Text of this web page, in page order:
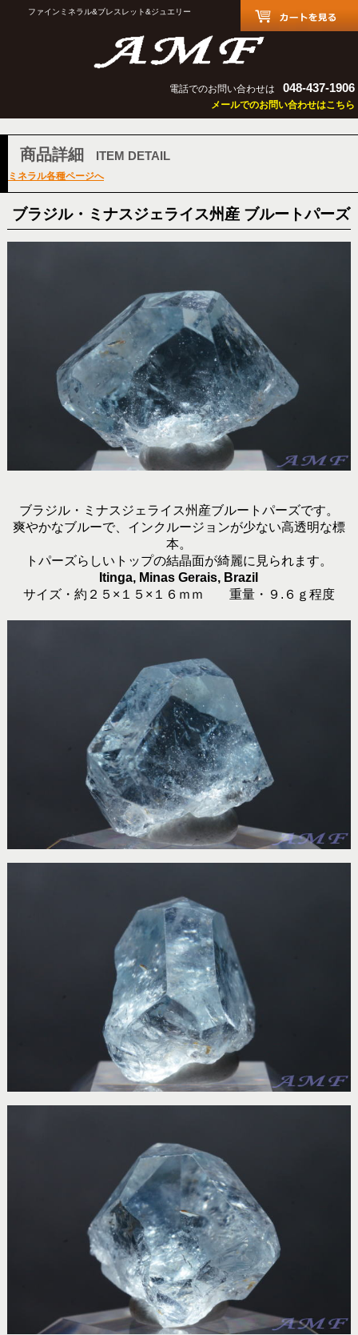
ファインミネラル&ブレスレット&ジュエリー
電話でのお問い合わせは 048-437-1906
メールでのお問い合わせはこちら
商品詳細 ITEM DETAIL
ミネラル各種ページへ
ブラジル・ミナスジェライス州産 ブルートパーズ
ブラジル・ミナスジェライス州産ブルートパーズです。
爽やかなブルーで、インクルージョンが少ない高透明な標
本。
トパーズらしいトップの結晶面が綺麗に見られます。
Itinga, Minas Gerais, Brazil
サイズ・約２５×１５×１６ｍｍ 重量・９.６ｇ程度